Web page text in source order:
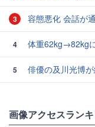
3 容態悪化 会話が
4 体重62kg→82kg
5
俳優の及川光博
画像アクセスラン